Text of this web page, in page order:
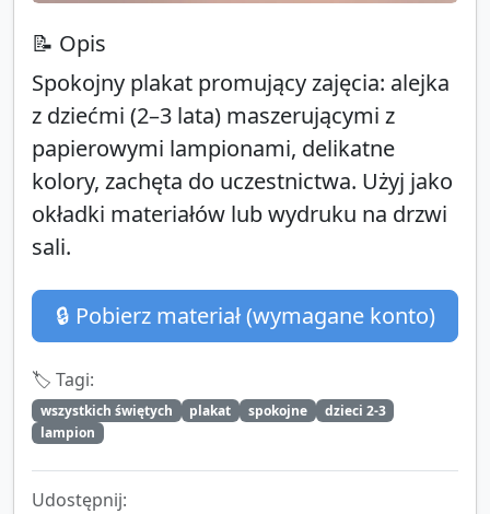
📝 Opis
Spokojny plakat promujący zajęcia: alejka
z dziećmi (2–3 lata) maszerującymi z
papierowymi lampionami, delikatne
kolory, zachęta do uczestnictwa. Użyj jako
okładki materiałów lub wydruku na drzwi
sali.
🔒 Pobierz materiał (wymagane konto)
🏷️ Tagi:
wszystkich świętych plakat spokojne
dzieci 2-3
lampion
Udostępnij: